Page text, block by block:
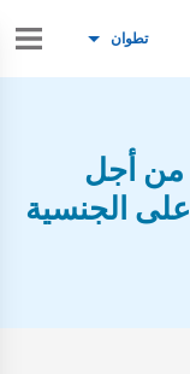
تطوان
من أجل
على الجنسية